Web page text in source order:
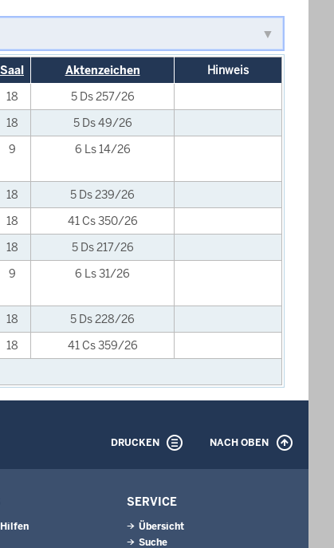
Saal Aktenzeichen
Hinweis
18
5 Ds 257/26
18
5 Ds 49/26
9 6 Ls 14/26
18
5 Ds 239/26
18
41 Cs 350/26
18
5 Ds 217/26
9 6 Ls 31/26
18
5 Ds 228/26
18
41 Cs 359/26
DRUCKEN NACH OBEN
SERVICE
Übersicht
Suche